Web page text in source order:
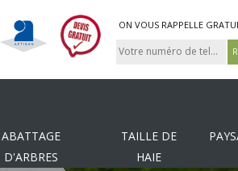
ON VOUS RAPPELLE
ABATTAGE
D'ARBRES
TAILLE DE
HAIE